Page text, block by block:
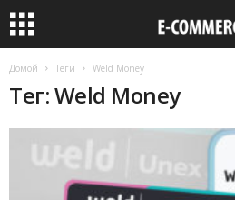
Домой Теги Weld Money
Тег: Weld Money